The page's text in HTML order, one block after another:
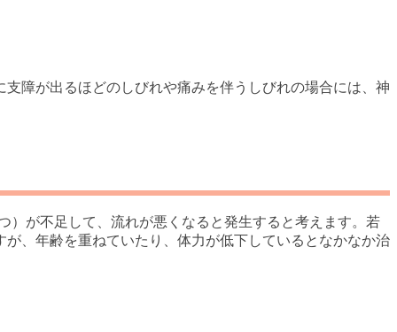
障が出るほどのしびれや痛みを伴うしびれの場合には、神
）が不足して、流れが悪くなると発生すると考えます。若
、年齢を重ねていたり、体力が低下しているとなかなか治